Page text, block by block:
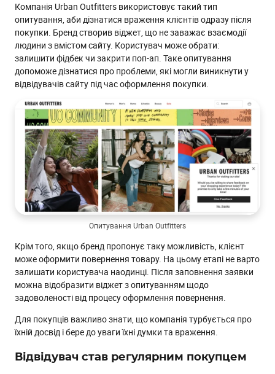
Компанія Urban Outfitters використовує такий тип
опитування, аби дізнатися враження клієнтів одразу після
покупки. Бренд створив віджет, що не заважає взаємодії
людини з вмістом сайту. Користувач може обрати:
залишити фідбек чи закрити поп-ап. Таке опитування
допоможе дізнатися про проблеми, які могли виникнути у
відвідувачів сайту під час оформлення покупки.
Опитування Urban Outfitters
Крім того, якщо бренд пропонує таку можливість, клієнт
може оформити повернення товару. На цьому етапі не варто
залишати користувача наодинці. Після заповнення заявки
можна відобразити віджет з опитуванням щодо
задоволеності від процесу оформлення повернення.
Для покупців важливо знати, що компанія турбується про
їхній досвід і бере до уваги їхні думки та враження.
Відвідувач став регулярним покупцем